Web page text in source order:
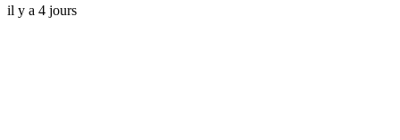
il y a 4 jours